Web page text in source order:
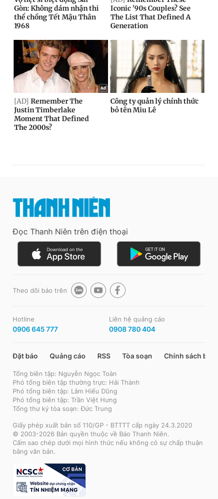
Đọc Thanh Niên trên điện thoại
Theo dõi báo trên
Hotline
0906 645 777
Liên hệ quảng cáo
0908 780 404
Đặt báo Quảng cáo RSS Tòa soạn Chính sách bảo
Tổng biên tập: Nguyễn Ngọc Toàn
Phó tổng biên tập thường trực: Hải Thành
Phó tổng biên tập: Lâm Hiếu Dũng
Phó tổng biên tập: Trần Việt Hưng
Tổng thư ký tòa soạn: Đức Trung
Giấy phép xuất bản số 110/GP - BTTTT cấp ngày 24.3.2020
© 2003-2026 Bản quyền thuộc về Báo Thanh Niên.
Cấm sao chép dưới mọi hình thức nếu không có sự chấp thuận
bằng văn bản.